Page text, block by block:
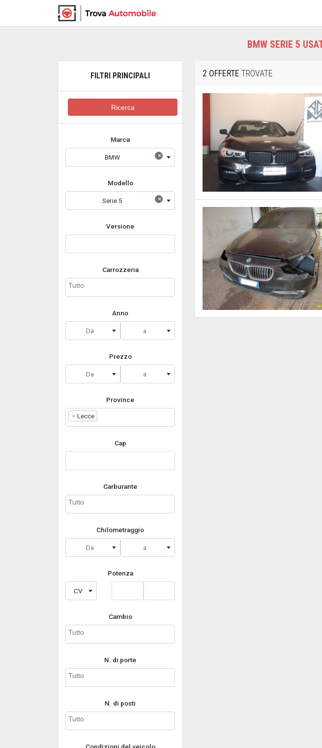
BMW SERIE 5
FILTRI PRINCIPALI
Ricerca
Marca
×
BMW
Modello
×
Serie 5
Versione
Carrozzeria
Anno
Da a
Prezzo
Da a
Province
× Lecce
Cap
Carburante
Chilometraggio
Da a
Potenza
CV
Cambio
N. di porte
N. di posti
2 OFFERTE TROVATE